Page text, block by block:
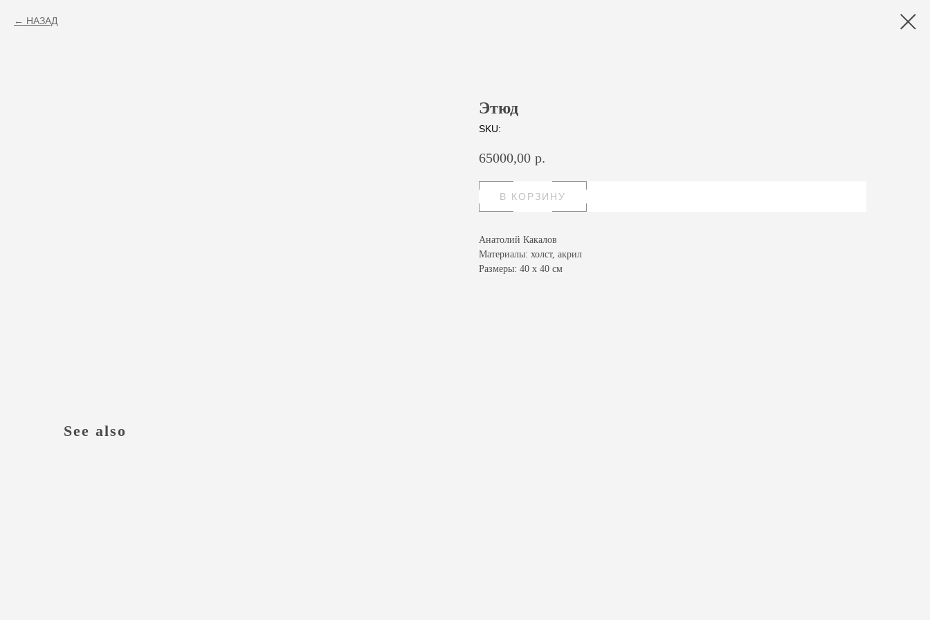
НАЗАД
Этюд
SKU:
65000,00 р.
В КОРЗИНУ
Анатолий Какалов
Материалы: холст, акрил
Размеры: 40 х 40 см
See also